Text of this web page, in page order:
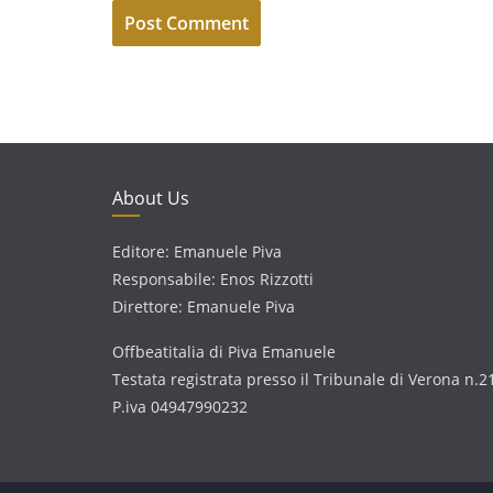
About Us
Editore: Emanuele Piva
Responsabile: Enos Rizzotti
Direttore: Emanuele Piva
Offbeatitalia di Piva Emanuele
Testata registrata presso il Tribunale di Verona
P.iva 04947990232